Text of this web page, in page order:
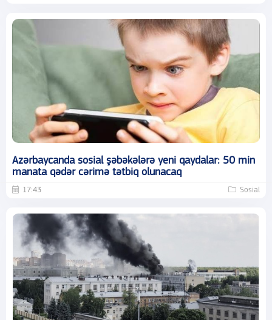
Azərbaycanda sosial şəbəkələrə yeni qaydalar: 50 min
manata qədər cərimə tətbiq olunacaq
17:43 Sosial